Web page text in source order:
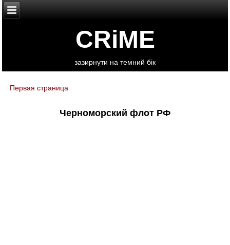
CRiME
зазирнути на темний бік
You are here
Первая страница
Черноморский флот РФ